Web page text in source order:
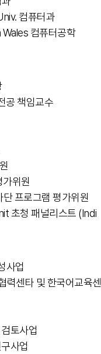
컴퓨터과
컴퓨터공학
공 책임교수
위원
프로그램 평가위원
초청 패널리스트 (Indi
사업
력센타 및 한국어교육센
토사업
사업